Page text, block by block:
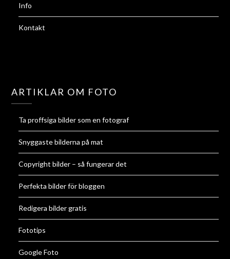
Info
Kontakt
ARTIKLAR OM FOTO
Ta proffsiga bilder som en fotograf
Snyggaste bilderna på mat
Copyright bilder – så fungerar det
Perfekta bilder för bloggen
Redigera bilder gratis
Fototips
Google Foto